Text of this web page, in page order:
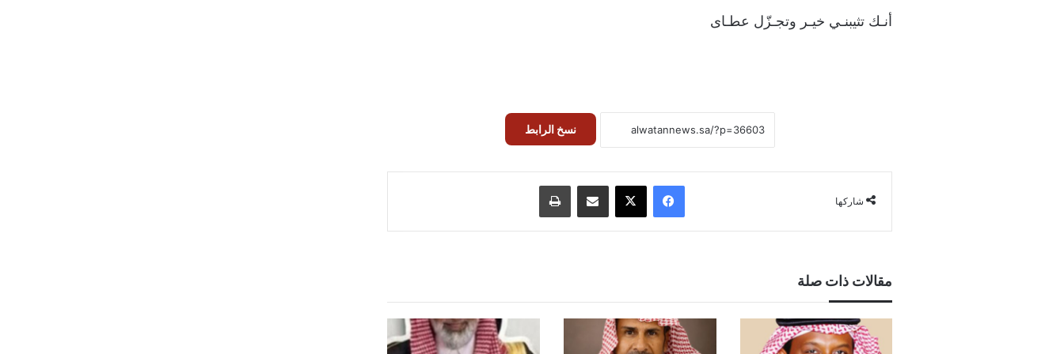
أنـك تثيبنـي خيـر وتجـزّل عطـاى
نسخ الرابط
شاركها
فيسبوك ‫X مشاركة عبر البريد طباعة
مقالات ذات صلة